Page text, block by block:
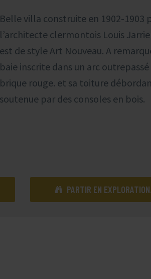
Belle villa construite en 1902-1903
l’architecte clermontois Louis
est de style Art Nouveau. A
baie inscrite dans un arc outrepassé
brique rouge. et sa toiture
soutenue par des consoles en bois.
 PARTIR EN